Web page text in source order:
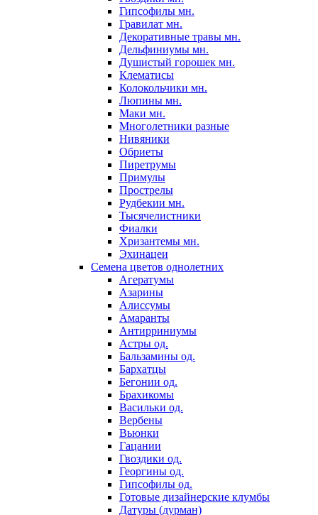
Гипсофилы мн.
Гравилат мн.
Декоративные травы мн.
Дельфиниумы мн.
Душистый горошек мн.
Клематисы
Колокольчики мн.
Люпины мн.
Маки мн.
Многолетники разные
Нивяники
Обриеты
Пиретрумы
Примулы
Прострелы
Рудбекии мн.
Тысячелистники
Фиалки
Хризантемы мн.
Эхинацеи
Семена цветов однолетних
Агератумы
Азарины
Алиссумы
Амаранты
Антирриниумы
Астры од.
Бальзамины од.
Бархатцы
Бегонии од.
Брахикомы
Васильки од.
Вербены
Вьюнки
Гацании
Гвоздики од.
Георгины од.
Гипсофилы од.
Готовые дизайнерские клумбы
Датуры (дурман)